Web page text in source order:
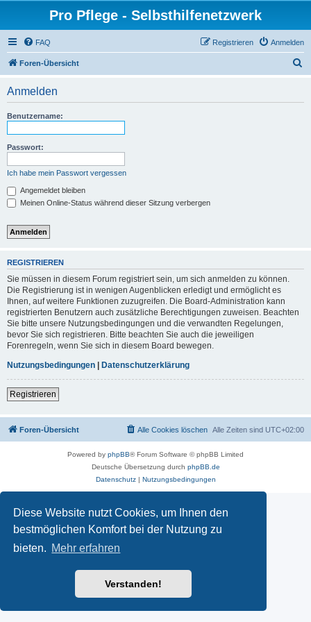
Diese Website nutzt Cookies, um Ihnen den
bestmöglichen Komfort bei der Nutzung zu
bieten. Mehr erfahren
Verstanden!
Pro Pflege - Selbsthilfenetzwerk
FAQ Anmelden
Registrieren
Foren-Übersicht
Anmelden
Benutzername:
Passwort:
Ich habe mein Passwort vergessen
Angemeldet bleiben
Meinen Online-Status während dieser Sitzung verbergen
REGISTRIEREN
Sie müssen in diesem Forum registriert sein, um sich anmelden zu können.
Die Registrierung ist in wenigen Augenblicken erledigt und ermöglicht es
Ihnen, auf weitere Funktionen zuzugreifen. Die Board-Administration kann
registrierten Benutzern auch zusätzliche Berechtigungen zuweisen. Beachten
Sie bitte unsere Nutzungsbedingungen und die verwandten Regelungen,
bevor Sie sich registrieren. Bitte beachten Sie auch die jeweiligen
Forenregeln, wenn Sie sich in diesem Board bewegen.
Nutzungsbedingungen | Datenschutzerklärung
Registrieren
Foren-Übersicht Alle Zeiten sind UTC+02:00
Alle Cookies löschen
Powered by phpBB® Forum Software © phpBB Limited
Deutsche Übersetzung durch phpBB.de
Datenschutz| Nutzungsbedingungen